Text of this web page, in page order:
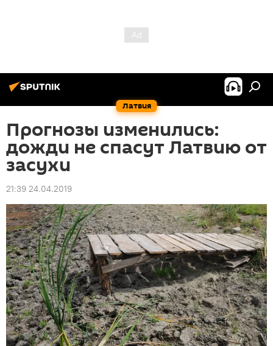
Латвия
Прогнозы изменились:
дожди не спасут Латвию от
засухи
21:39 24.04.2019